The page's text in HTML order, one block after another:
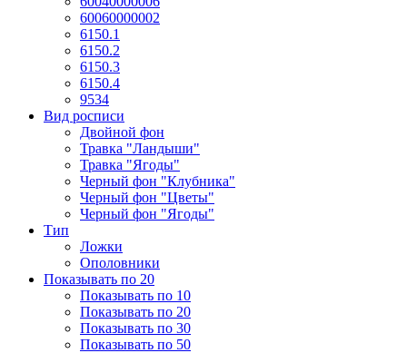
60060000002
6150.1
6150.2
6150.3
6150.4
9534
Вид росписи
Двойной фон
Травка "Ландыши"
Травка "Ягоды"
Черный фон "Клубника"
Черный фон "Цветы"
Черный фон "Ягоды"
Тип
Ложки
Ополовники
Показывать по 20
Показывать по 10
Показывать по 20
Показывать по 30
Показывать по 50